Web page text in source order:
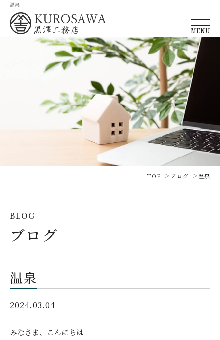
温泉
MENU
TOP ブログ 温泉
BLOG
ブログ
温泉
2024.03.04
みなさま、こんにちは